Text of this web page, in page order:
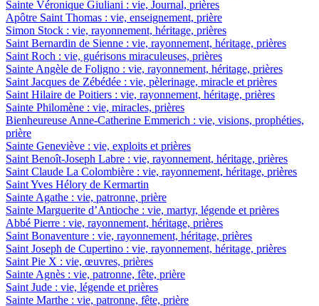
Sainte Véronique Giuliani : vie, Journal, prières
Apôtre Saint Thomas : vie, enseignement, prière
Simon Stock : vie, rayonnement, héritage, prières
Saint Bernardin de Sienne : vie, rayonnement, héritage, prières
Saint Roch : vie, guérisons miraculeuses, prières
Sainte Angèle de Foligno : vie, rayonnement, héritage, prières
Saint Jacques de Zébédée : vie, pèlerinage, miracle et prières
Saint Hilaire de Poitiers : vie, rayonnement, héritage, prières
Sainte Philomène : vie, miracles, prières
Bienheureuse Anne-Catherine Emmerich : vie, visions, prophéties,
prière
Sainte Geneviève : vie, exploits et prières
Saint Benoît-Joseph Labre : vie, rayonnement, héritage, prières
Saint Claude La Colombière : vie, rayonnement, héritage, prières
Saint Yves Hélory de Kermartin
Sainte Agathe : vie, patronne, prière
Sainte Marguerite d’Antioche : vie, martyr, légende et prières
Abbé Pierre : vie, rayonnement, héritage, prières
Saint Bonaventure : vie, rayonnement, héritage, prières
Saint Joseph de Cupertino : vie, rayonnement, héritage, prières
Saint Pie X : vie, œuvres, prières
Sainte Agnès : vie, patronne, fête, prière
Saint Jude : vie, légende et prières
Sainte Marthe : vie, patronne, fête, prière